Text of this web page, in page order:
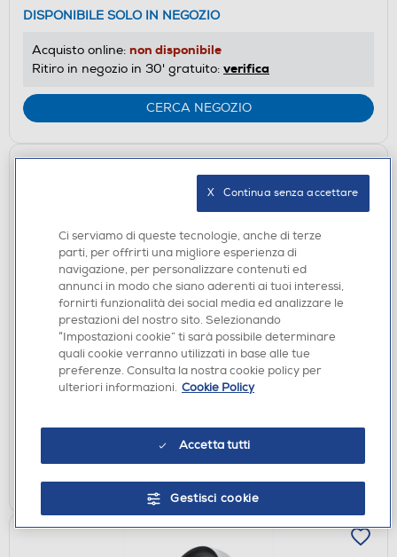
DISPONIBILE SOLO IN NEGOZIO
Acquisto online: non disponibile
Ritiro in negozio in 30' gratuito: verifica
CERCA NEGOZIO
MONITOR GAMING
LG - Monitor LED 34" 34WP65CP-Nero
DISPONIBILE SOLO IN NEGOZIO
Ritiro in negozio in 30' gratuito: verifica
Ci serviamo di queste tecnologie, anche di terze
parti, per offrirti una migliore esperienza di
navigazione, per personalizzare contenuti ed
annunci in modo che siano aderenti ai tuoi interessi,
fornirti funzionalità dei social media ed analizzare le
prestazioni del nostro sito. Selezionando
“Impostazioni cookie” ti sarà possibile determinare
quali cookie verranno utilizzati in base alle tue
preferenze. Consulta la nostra cookie policy per
ulteriori informazioni. Cookie Policy
Accetta tutti
Gestisci cookie
X   Continua senza accettare